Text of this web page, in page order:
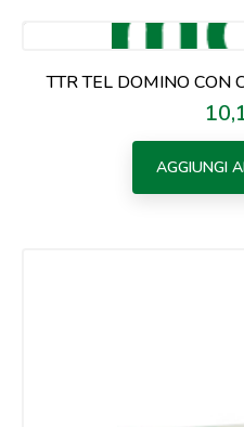
TTR TEL DOMINO CON
AGGIUNGI